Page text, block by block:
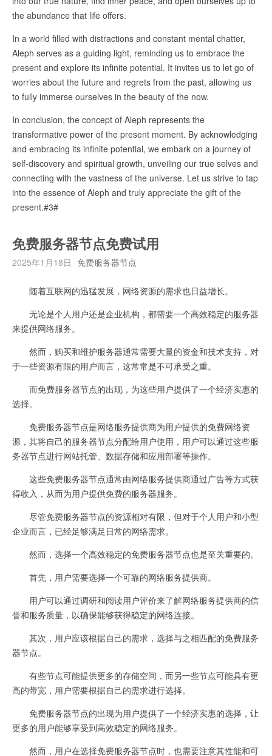
the abundance that life offers.
In a world filled with distractions and constant mental chatter,
Aleph serves as a guiding light, reminding us to embrace the
present and explore its infinite potential. It invites us to let go of
worries about the future and regrets from the past, allowing us
to fully immerse ourselves in the beauty of the now.
In conclusion, the concept of Aleph represents the
transformative power of the present moment. By acknowledging
and embracing its infinite potential, we embark on a journey of
self-discovery and spiritual growth, unveiling our true selves and
connecting with the vastness of the universe. Let us strive to tap
into the essence of Aleph and truly appreciate the gift of the
present.#3#
免费服务器节点免费试用
2025年1月18日 免费服务器节点
随着互联网的迅猛发展，网络资源的需求也日益增长。
无论是个人用户还是企业机构，都需要一个高效稳定的服务器
来提供网络服务。
然而，购买和维护服务器通常需要大量的资金和技术支持，对
于一些资源有限的用户而言，这常常是不可承受之重。
而免费服务器节点的出现，为这些用户提供了一个经济实惠的
选择。
免费服务器节点是网络服务提供商为用户提供的免费网络资
源，其将自己的服务器节点分配给用户使用，用户可以通过这些服
务器节点进行网站托管、数据存储和应用部署等操作。
这些免费服务器节点通常由网络服务提供商通过广告等方式获
得收入，从而为用户提供免费的服务器服务。
尽管免费服务器节点的资源相对有限，但对于个人用户和小型
企业而言，已经足够满足日常的网络需求。
然而，选择一个高效稳定的免费服务器节点也是至关重要的。
首先，用户需要选择一个可靠的网络服务提供商。
用户可以通过调研和阅读用户评价来了解网络服务提供商的信
誉和服务质量，以确保能够获得稳定的网络连接。
其次，用户应该根据自己的需求，选择与之相匹配的免费服务
器节点。
有些节点可能提供更多的存储空间，而另一些节点可能具有更
高的带宽，用户需要根据自己的需求进行选择。
免费服务器节点的出现为用户提供了一个经济实惠的选择，让
更多的用户能够享受到高效稳定的网络服务。
然而，用户在选择免费服务器节点时，也需要注意其性能和可